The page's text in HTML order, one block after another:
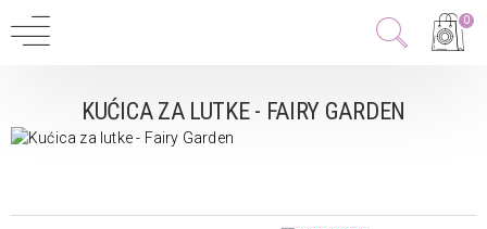
0
KUĆICA ZA LUTKE - FAIRY GARDEN